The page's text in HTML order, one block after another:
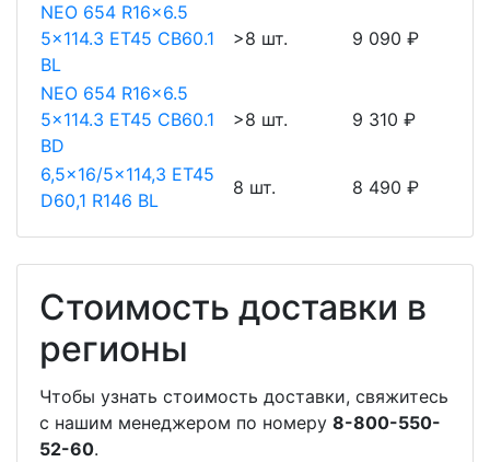
NEO 654 R16x6.5
5x114.3 ET45 CB60.1
BL
>8 шт. 9 090 ₽
NEO 654 R16x6.5
5x114.3 ET45 CB60.1
BD
>8 шт. 9 310 ₽
6,5x16/5x114,3 ET45
D60,1 R146 BL
8 шт. 8 490 ₽
Стоимость доставки в
регионы
Чтобы узнать стоимость доставки, свяжитесь
с нашим менеджером по номеру 8-800-550-
52-60.